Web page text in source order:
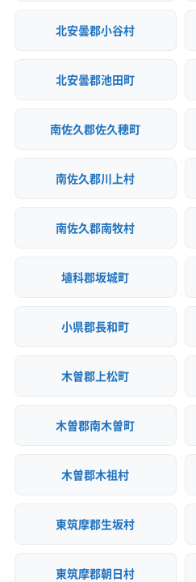
北安曇郡小谷村
北安曇郡池田町
南佐久郡佐久穂町
南佐久郡川上村
南佐久郡南牧村
埴科郡坂城町
小県郡長和町
木曽郡上松町
木曽郡南木曽町
木曽郡木祖村
東筑摩郡生坂村
東筑摩郡朝日村